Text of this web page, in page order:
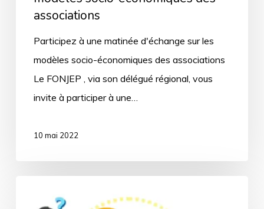
associations
Participez à une matinée d'échange sur les
modèles socio-économiques des associations
Le FONJEP , via son délégué régional, vous
invite à participer à une…
10 mai 2022